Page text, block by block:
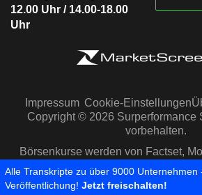
12.00 Uhr / 14.00-18.00
Uhr
Impressum Cookie-Einstellungen
Copyright © 2026 Surperformance
vorbehalten.
Börsenkurse werden von Factset,
Capital IQ zur Verfügung
Alle Transkripte zu über 9000 Unternehmen
Veröffentlichung! Jetzt freischalten!